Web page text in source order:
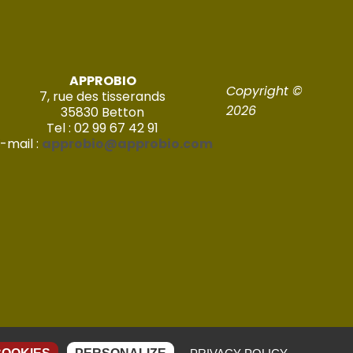
APPROBIO
7, rue des tisserands
35830 Betton
Tel : 02 99 67 42 91
mail : approbio@approbio.com
Copyright ©
2026